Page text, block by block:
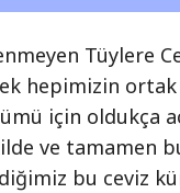
Tüylere
hepimizin
için oldukça
ve tamamen
bu ceviz